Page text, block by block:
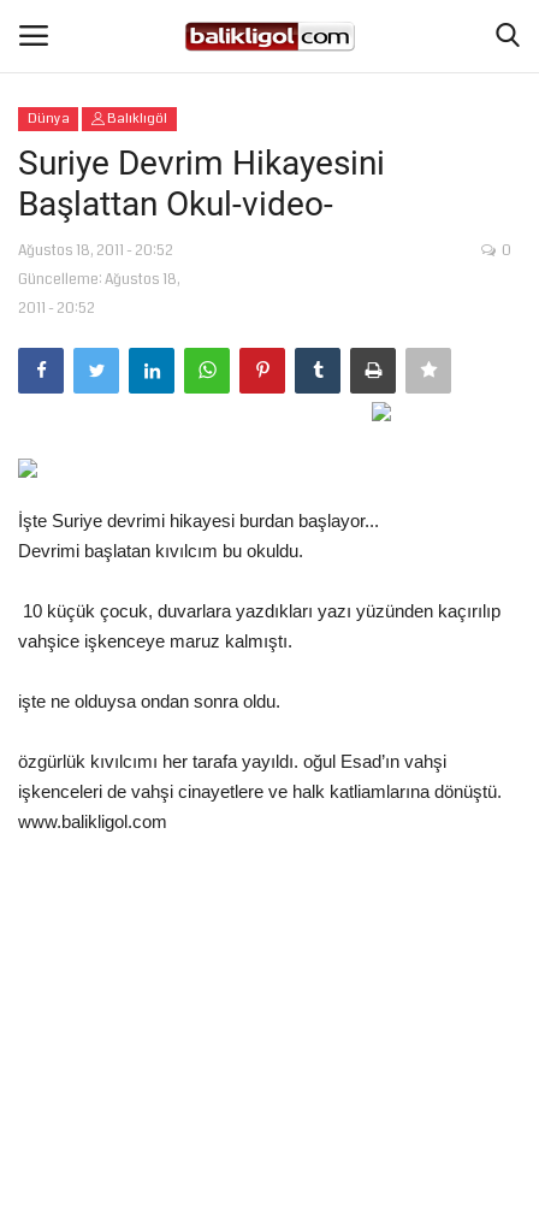
Giriş Yap
Anasayfa
Köşe Yazıları
Eğitim
Magazin
Spor
Tekno Bilim
Ekonomi
Galeriler
Siyaset
Dünya Balıklıgöl
Suriye Devrim Hikayesini
Başlattan Okul-video-
Ağustos 18, 2011 - 20:52
Güncelleme: Ağustos 18,
2011 - 20:52
0
İşte Suriye devrimi hikayesi burdan başlayor...
Devrimi başlatan kıvılcım bu okuldu.
10 küçük çocuk, duvarlara yazdıkları yazı yüzünden kaçırılıp
vahşice işkenceye maruz kalmıştı.
işte ne olduysa ondan sonra oldu.
özgürlük kıvılcımı her tarafa yayıldı. oğul Esad’ın vahşi
işkenceleri de vahşi cinayetlere ve halk katliamlarına dönüştü.
www.balikligol.com